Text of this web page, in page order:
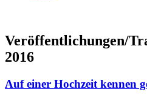
Veröffentlichungen/
2016
Auf einer Hochzeit kennen